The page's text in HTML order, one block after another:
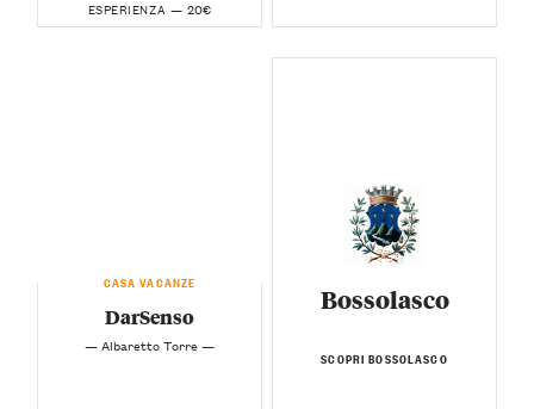
ESPERIENZA — 20€
CASA VACANZE
DarSenso
— Albaretto Torre —
Bossolasco
SCOPRI BOSSOLASCO